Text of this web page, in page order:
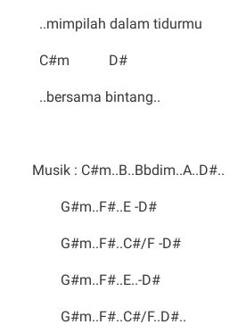
..mimpilah dalam tidurmu
C#m D#
..bersama bintang..
Musik : C#m..B..Bbdim..A..D#..
G#m..F#..E -D#
G#m..F#..C#/F -D#
G#m..F#..E..-D#
G#m..F#..C#/F..D#..